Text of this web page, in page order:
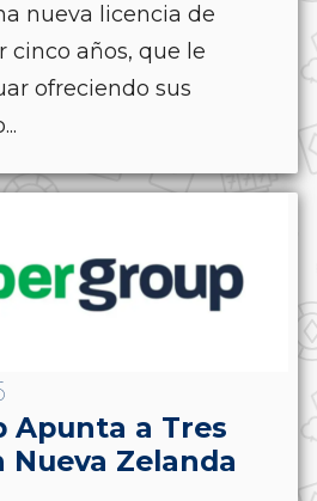
nueva licencia de
cinco años, que le
ofreciendo sus
Apunta a Tres
Nueva Zelanda